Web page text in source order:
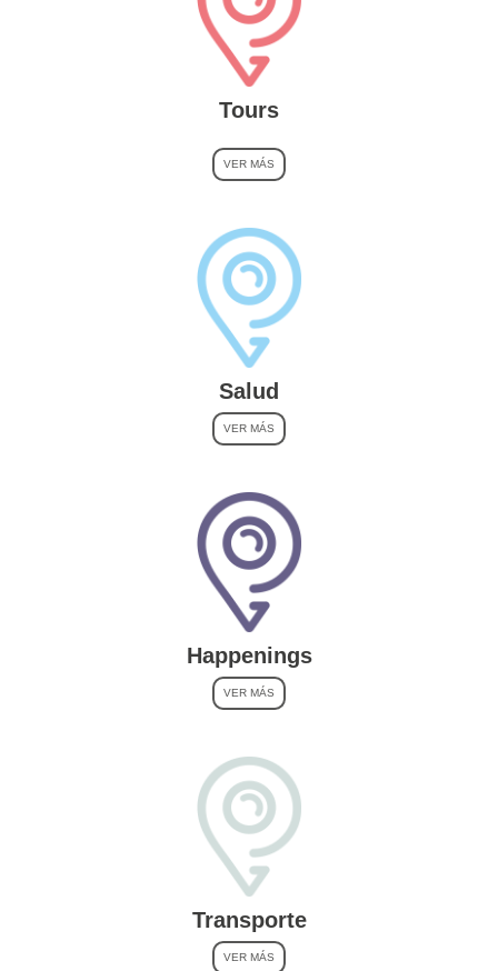
Tours
VER MÁS
Salud
VER MÁS
Happenings
VER MÁS
Transporte
VER MÁS